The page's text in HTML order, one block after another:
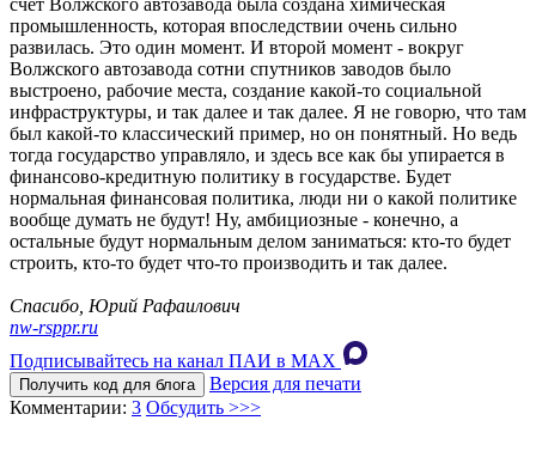
счет Волжского автозавода была создана химическая
промышленность, которая впоследствии очень сильно
развилась. Это один момент. И второй момент - вокруг
Волжского автозавода сотни спутников заводов было
выстроено, рабочие места, создание какой-то социальной
инфраструктуры, и так далее и так далее. Я не говорю, что там
был какой-то классический пример, но он понятный. Но ведь
тогда государство управляло, и здесь все как бы упирается в
финансово-кредитную политику в государстве. Будет
нормальная финансовая политика, люди ни о какой политике
вообще думать не будут! Ну, амбициозные - конечно, а
остальные будут нормальным делом заниматься: кто-то будет
строить, кто-то будет что-то производить и так далее.
Спасибо, Юрий Рафаилович
nw-rsppr.ru
Подписывайтесь на канал ПАИ в MAХ
Получить код для блога
Версия для печати
Комментарии: 3 Обсудить >>>